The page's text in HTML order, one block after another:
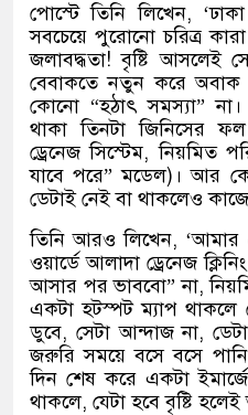
পোস্টে তিনি লিখেন, ‘
সবচেয়ে পুরোনো চরিত্র
জলাবদ্ধতা!বৃষ্টি আসলেই
বেবাকতে নতুন করে অবাক
কোনো“হঠাৎ সমস্যা”
থাকা তিনটা জিনিসের
ড্রেনেজ সিস্টেম,নিয়মিত
যাবে পরে”মডেল) । আর
ডেটাই নেই বা থাকলেও
তিনি আরও লিখেন, ‘আমার
ওয়ার্ডে আলাদা ড্রেনেজ
আসার পর ভাববো”না,
একটা হটস্পট ম্যাপ
ডুবে, সেটা আন্দাজ না,
জরুরি সময়ে বসে বসে
দিন শেষ করে একটা
থাকলে, যেটা হবে বৃষ্টি হলেই